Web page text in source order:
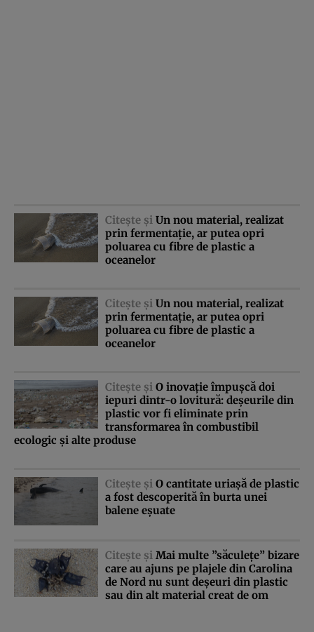
Citeşte şi Un nou material, realizat
prin fermentaţie, ar putea opri
poluarea cu fibre de plastic a
oceanelor
Citeşte şi Un nou material, realizat
prin fermentaţie, ar putea opri
poluarea cu fibre de plastic a
oceanelor
Citeşte şi O inovaţie împuşcă doi
iepuri dintr-o lovitură: deşeurile din
plastic vor fi eliminate prin
transformarea în combustibil
ecologic şi alte produse
Citeşte şi O cantitate uriaşă de plastic
a fost descoperită în burta unei
balene eşuate
Citeşte şi Mai multe ”săculeţe” bizare
care au ajuns pe plajele din Carolina
de Nord nu sunt deşeuri din plastic
sau din alt material creat de om